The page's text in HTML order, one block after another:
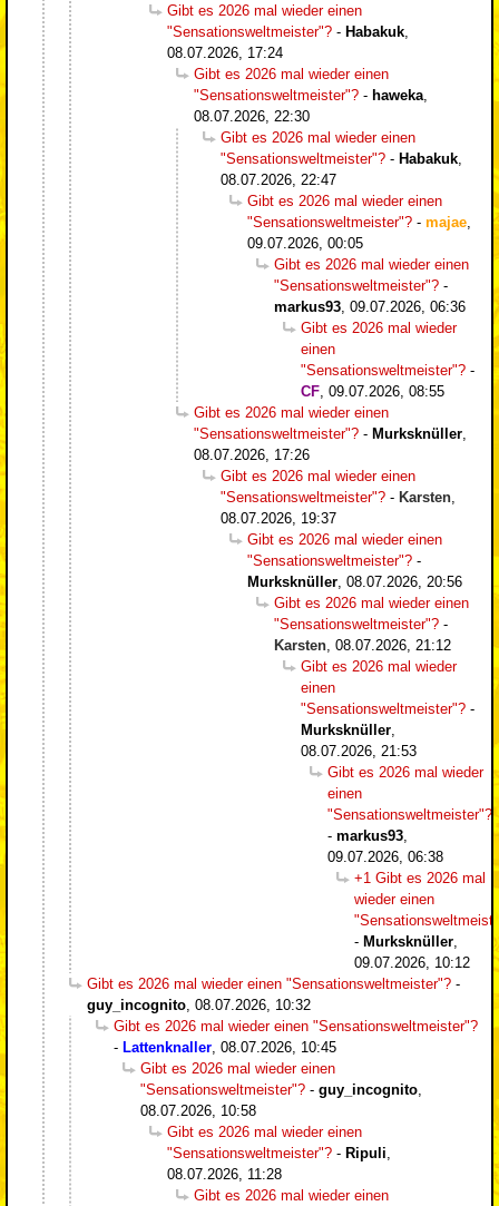
Gibt es 2026 mal wieder einen
"Sensationsweltmeister"? - Habakuk
08.07.2026, 17:24
Gibt es 2026 mal wieder einen
"Sensationsweltmeister"? - haweka
08.07.2026, 22:30
Gibt es 2026 mal wieder einen
"Sensationsweltmeister"? - Habakuk
08.07.2026, 22:47
Gibt es 2026 mal wieder einen
"Sensationsweltmeister"? - majae
09.07.2026, 00:05
Gibt es 2026 mal wieder einen
"Sensationsweltmeister"? -
markus93 09.07.2026, 06:36
Gibt es 2026 mal wieder
einen
"Sensationsweltmeister"? -
CF 09.07.2026, 08:55
Gibt es 2026 mal wieder einen
"Sensationsweltmeister"? - Murksknüller
08.07.2026, 17:26
Gibt es 2026 mal wieder einen
"Sensationsweltmeister"? - Karsten
08.07.2026, 19:37
Gibt es 2026 mal wieder einen
"Sensationsweltmeister"? -
Murksknüller 08.07.2026, 20:56
Gibt es 2026 mal wieder einen
"Sensationsweltmeister"? -
Karsten 08.07.2026, 21:12
Gibt es 2026 mal wieder
einen
"Sensationsweltmeister"? -
Murksknüller
08.07.2026, 21:53
Gibt es 2026 mal wieder
einen
"Sensationsweltmeister"?
- markus93
09.07.2026, 06:38
+1 Gibt es 2026 mal
wieder einen
- Murksknüller
09.07.2026, 10:12
Gibt es 2026 mal wieder einen "Sensationsweltmeister"? -
guy_incognito 08.07.2026, 10:32
Gibt es 2026 mal wieder einen "Sensationsweltmeister"?
- Lattenknaller 08.07.2026, 10:45
Gibt es 2026 mal wieder einen
"Sensationsweltmeister"? - guy_incognito
08.07.2026, 10:58
Gibt es 2026 mal wieder einen
"Sensationsweltmeister"? - Ripuli
08.07.2026, 11:28
Gibt es 2026 mal wieder einen